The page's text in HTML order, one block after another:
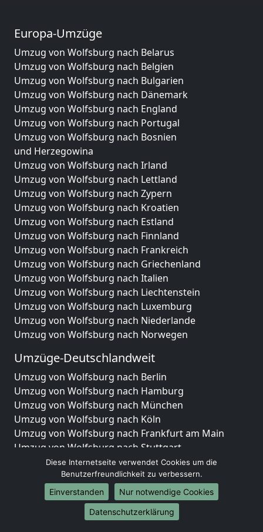
Europa-Umzüge
Umzug von Wolfsburg nach Belarus
Umzug von Wolfsburg nach Belgien
Umzug von Wolfsburg nach Bulgarien
Umzug von Wolfsburg nach Dänemark
Umzug von Wolfsburg nach England
Umzug von Wolfsburg nach Portugal
Umzug von Wolfsburg nach Bosnien
und Herzegowina
Umzug von Wolfsburg nach Irland
Umzug von Wolfsburg nach Lettland
Umzug von Wolfsburg nach Zypern
Umzug von Wolfsburg nach Kroatien
Umzug von Wolfsburg nach Estland
Umzug von Wolfsburg nach Finnland
Umzug von Wolfsburg nach Frankreich
Umzug von Wolfsburg nach Griechenland
Umzug von Wolfsburg nach Italien
Umzug von Wolfsburg nach Liechtenstein
Umzug von Wolfsburg nach Luxemburg
Umzug von Wolfsburg nach Niederlande
Umzug von Wolfsburg nach Norwegen
Umzüge-Deutschlandweit
Umzug von Wolfsburg nach Berlin
Umzug von Wolfsburg nach Hamburg
Umzug von Wolfsburg nach München
Umzug von Wolfsburg nach Köln
Umzug von Wolfsburg nach Frankfurt am Main
Umzug von Wolfsburg nach Stuttgart
Umzug von Wolfsburg nach Düsseldorf
Umzug von Wolfsburg nach Leipzig
Umzug von Wolfsburg nach Dortmund
Umzug von Wolfsburg nach Essen
Umzug von Wolfsburg nach Bremen
Diese Internetseite verwendet Cookies um die
Benutzerfreundlichkeit zu verbessern.
Einverstanden
Nur notwendige Cookies
Datenschutzerklärung